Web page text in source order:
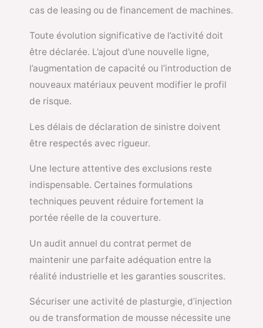
cas de leasing ou de financement de machines.
Toute évolution significative de l’activité doit
être déclarée. L’ajout d’une nouvelle ligne,
l’augmentation de capacité ou l’introduction de
nouveaux matériaux peuvent modifier le profil
de risque.
Les délais de déclaration de sinistre doivent
être respectés avec rigueur.
Une lecture attentive des exclusions reste
indispensable. Certaines formulations
techniques peuvent réduire fortement la
portée réelle de la couverture.
Un audit annuel du contrat permet de
maintenir une parfaite adéquation entre la
réalité industrielle et les garanties souscrites.
Sécuriser une activité de plasturgie, d’injection
ou de transformation de mousse nécessite une